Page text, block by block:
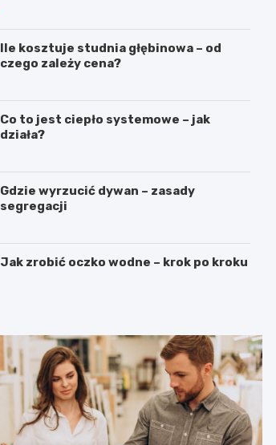
Ile kosztuje studnia głębinowa – od
czego zależy cena?
Co to jest ciepło systemowe – jak
działa?
Gdzie wyrzucić dywan – zasady
segregacji
Jak zrobić oczko wodne – krok po kroku